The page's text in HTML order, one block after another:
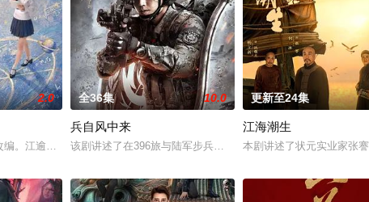
惨遭满门流放，楚父以死鸣冤。楚家大小姐楚梓鸢带着滔天恨意，在屠刀落
2.0
。江逾白长大以后，林知夏忽然对他说：“江逾白，我喜欢你，哲学和生物学
全36集 10.0
兵自风中来
该剧讲述了在396旅与陆军步兵学院联合举办的小型军事演习
更新至24集
江海潮生
本剧讲述了状元实业家张